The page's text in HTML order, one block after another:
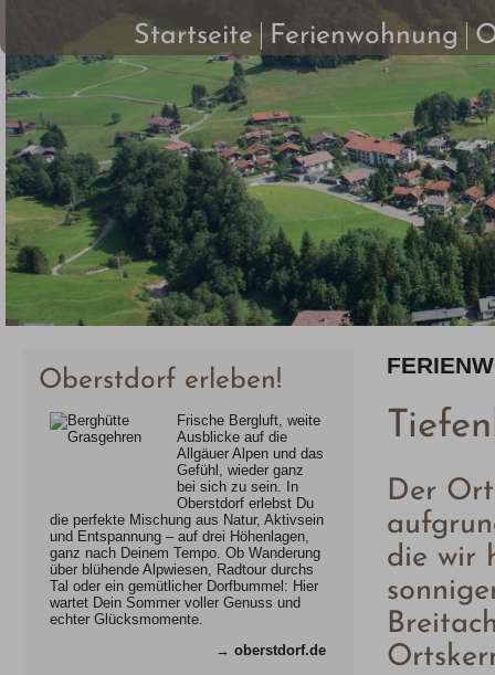
Startseite Ferienwohnung
Der
die wir
Oberstdorf erleben!
Frische Bergluft, weite
Ausblicke auf die
Allgäuer Alpen und das
Gefühl, wieder ganz
bei sich zu sein. In
Oberstdorf erlebst Du
die perfekte Mischung aus Natur, Aktivsein
und Entspannung – auf drei Höhenlagen,
ganz nach Deinem Tempo. Ob Wanderung
über blühende Alpwiesen, Radtour durchs
Tal oder ein gemütlicher Dorfbummel: Hier
wartet Dein Sommer voller Genuss und
echter Glücksmomente.
→ oberstdorf.de